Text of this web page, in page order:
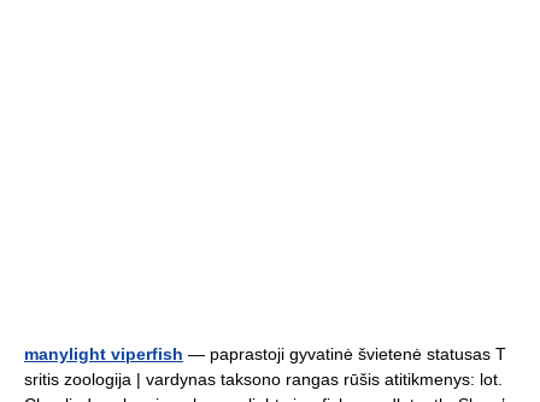
manylight viperfish — paprastoji gyvatinė švietenė statusas T
sritis zoologija | vardynas taksono rangas rūšis atitikmenys: lot.